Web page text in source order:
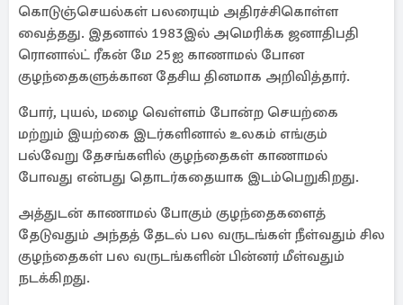
கொடுஞ்செயல்கள் பலரையும் அதிரச்சிகொள்ள
வைத்தது. இதனால் 1983இல் அமெரிக்க ஜனாதிபதி
ரொனால்ட் ரீகன் மே 25ஐ காணாமல் போன
குழந்தைகளுக்கான தேசிய தினமாக அறிவித்தார்.
போர், புயல், மழை வெள்ளம் போன்ற செயற்கை
மற்றும் இயற்கை இடர்களினால் உலகம் எங்கும்
பல்வேறு தேசங்களில் குழந்தைகள் காணாமல்
போவது என்பது தொடர்கதையாக இடம்பெறுகிறது.
அத்துடன் காணாமல் போகும் குழந்தைகளைத்
தேடுவதும் அந்தத் தேடல் பல வருடங்கள் நீள்வதும் சில
குழந்தைகள் பல வருடங்களின் பின்னர் மீள்வதும்
நடக்கிறது.